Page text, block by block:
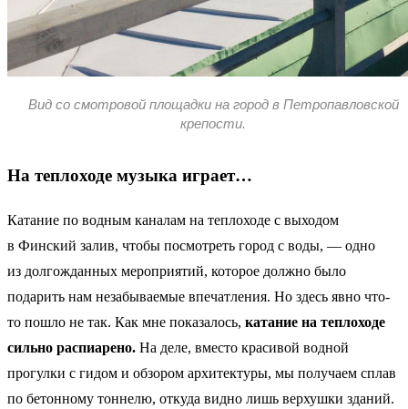
Вид со смотровой площадки на город в Петропавловской
крепости.
На теплоходе музыка играет…
Катание по водным каналам на теплоходе с выходом
в Финский залив, чтобы посмотреть город с воды, — одно
из долгожданных мероприятий, которое должно было
подарить нам незабываемые впечатления. Но здесь явно что-
то пошло не так. Как мне показалось, катание на теплоходе
сильно распиарено. На деле, вместо красивой водной
прогулки с гидом и обзором архитектуры, мы получаем сплав
по бетонному тоннелю, откуда видно лишь верхушки зданий.